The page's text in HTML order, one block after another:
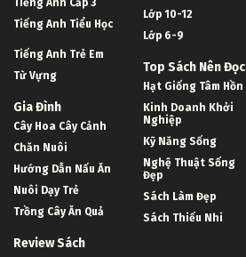
Tiếng Anh Cấp 3
Tiếng Anh Tiểu Học
Tiếng Anh Trẻ Em
Từ Vựng
Gia Đình
Cây Hoa Cây Cảnh
Chăn Nuôi
Hướng Dẫn Nấu Ăn
Nuôi Dạy Trẻ
Trồng Cây Ăn Quả
Review Sách
Lớp 10-12
Lớp 6-9
Top Sách Nên Đọc
Hạt Giống Tâm Hồn
Kinh Doanh Khởi
Nghiệp
Kỹ Năng Sống
Nghệ Thuật Sống
Đẹp
Sách Làm Đẹp
Sách Thiếu Nhi